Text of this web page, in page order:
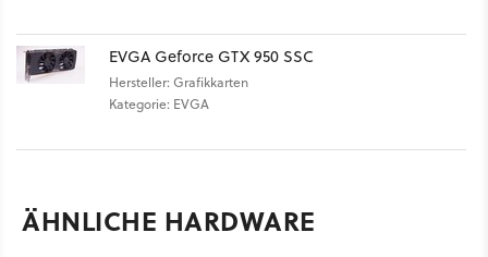
EVGA Geforce GTX 950 SSC
Hersteller: Grafikkarten
Kategorie: EVGA
ÄHNLICHE HARDWARE